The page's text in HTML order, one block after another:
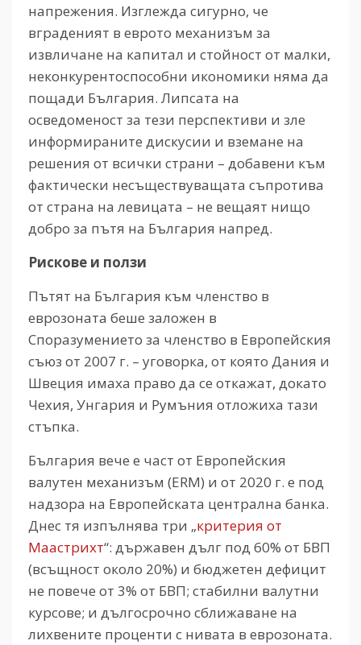
напрежения. Изглежда сигурно, че
вграденият в еврото механизъм за
извличане на капитал и стойност от малки,
неконкурентоспособни икономики няма да
пощади България. Липсата на
осведоменост за тези перспективи и зле
информираните дискусии и вземане на
решения от всички страни – добавени към
фактически несъществуващата съпротива
от страна на левицата – не вещаят нищо
добро за пътя на България напред.
Рискове и ползи
Пътят на България към членство в
еврозоната беше заложен в
Споразумението за членство в Европейския
съюз от 2007 г. – уговорка, от която Дания и
Швеция имаха право да се откажат, докато
Чехия, Унгария и Румъния отложиха тази
стъпка.
България вече е част от Европейския
валутен механизъм (ERM) и от 2020 г. е под
надзора на Европейската централна банка.
Днес тя изпълнява три „критерия от
Маастрихт“: държавен дълг под 60% от БВП
(всъщност около 20%) и бюджетен дефицит
не повече от 3% от БВП; стабилни валутни
курсове; и дългосрочно сближаване на
лихвените проценти с нивата в еврозоната.